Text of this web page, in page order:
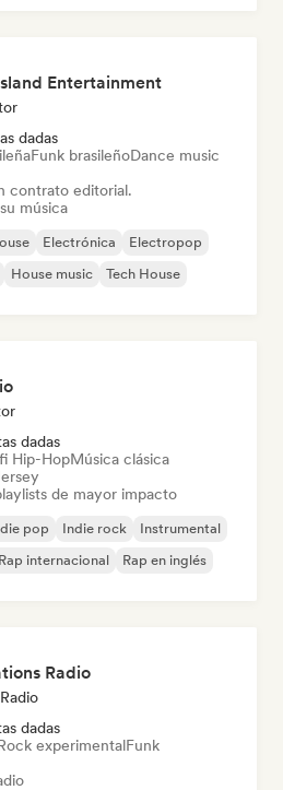
Entertainment
dadas
Funk brasileñoDance music
contrato editorial.
música
Electrónica
Electropop
House music Tech House
dadas
Hip-HopMúsica clásica
de mayor impacto
pop Indie rock
Instrumental
Rap internacional Rap en inglés
Radio
dadas
experimentalFunk